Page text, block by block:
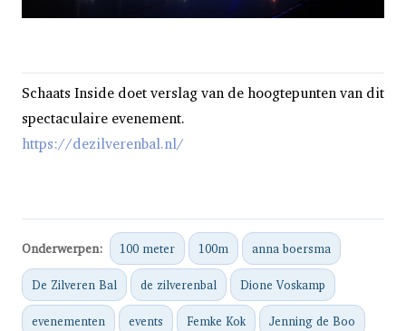
Schaats Inside doet verslag van de hoogtepunten van dit
spectaculaire evenement.
https://dezilverenbal.nl/
Onderwerpen: 100 meter 100m anna boersma
De Zilveren Bal de zilverenbal Dione Voskamp
evenementen events Femke Kok Jenning de Boo